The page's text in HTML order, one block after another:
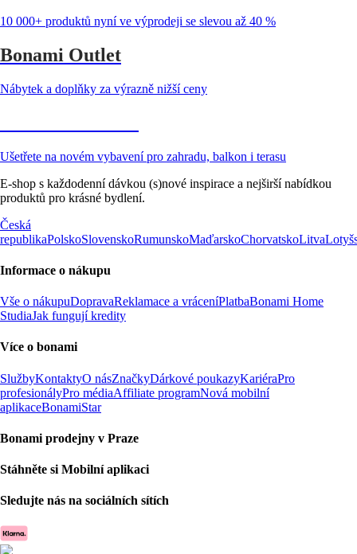
10 000+ produktů nyní ve výprodeji se slevou až 40 %
Bonami Outlet
Nábytek a doplňky za výrazně nižší ceny
Ušetřete na novém vybavení pro zahradu, balkon i terasu
E-shop s každodenní dávkou (s)nové inspirace a nejširší nabídkou
produktů pro krásné bydlení.
Česká
republikaPolskoSlovenskoRumunskoMaďarskoChorvatskoLitva
Informace o nákupu
Vše o nákupuDopravaReklamace a vráceníPlatbaBonami Home
StudiaJak fungují kredity
Více o bonami
SlužbyKontaktyO násZnačkyDárkové poukazyKariéraPro
profesionályPro médiaAffiliate programNová mobilní
aplikaceBonamiStar
Bonami prodejny v Praze
Stáhněte si Mobilní aplikaci
Sledujte nás na sociálních sítích